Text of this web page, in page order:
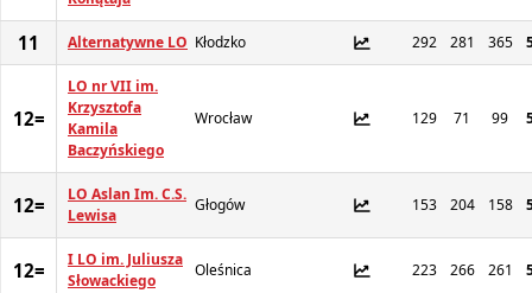
11 Alternatywne LO Kłodzko 292 281 365
12=
LO nr VII im.
Krzysztofa
Kamila
Baczyńskiego
Wrocław 129 71 99
12=
LO Aslan Im. C.S.
Lewisa
Głogów 153 204 158
12=
I LO im. Juliusza
Słowackiego
Oleśnica 223 266 261